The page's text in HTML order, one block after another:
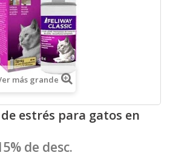
más grande
estrés para gatos en
de desc.